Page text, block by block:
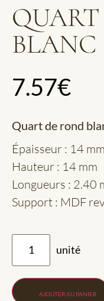
BLANC
7.57€
Quart de rond
Épaisseur : 14 mm
Hauteur : 14 mm
Longueurs : 2.40
Support : MDF
AJOUTER AU PANIER